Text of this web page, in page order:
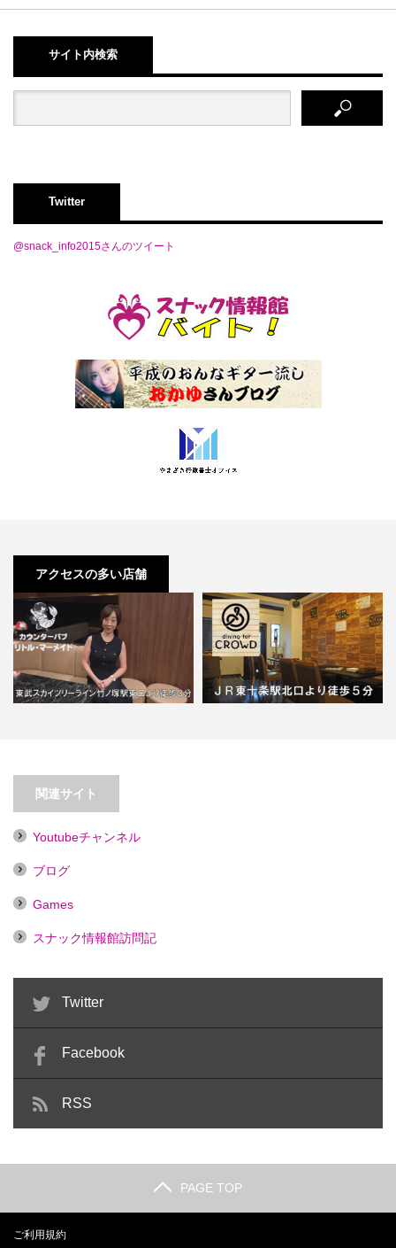
サイト内検索
Twitter
@snack_info2015さんのツイート
アクセスの多い店舗
【竹ノ塚】カウンターパブ リト
ル・マーメイド【喫煙目的店…
関連サイト
Youtubeチャンネル
ブログ
Games
スナック情報館訪問記
Twitter
Facebook
RSS
PAGE TOP
ご利用規約